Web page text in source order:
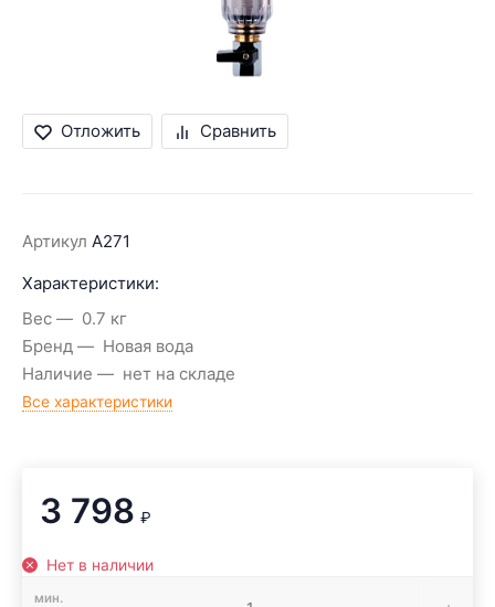
Отложить Сравнить
Артикул A271
Характеристики:
Вес
0.7 кг
Бренд
Новая вода
Наличие
нет на складе
Все характеристики
3 798 ₽
Нет в наличии
мин.